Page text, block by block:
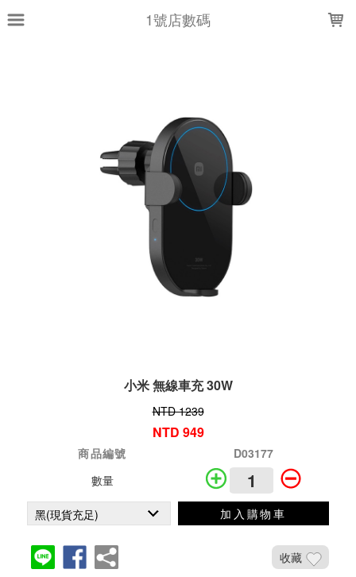
1號店數碼
小米 無線車充 30W
NTD 1239
NTD 949
商品編號
D03177
數量
加入購物車
收藏